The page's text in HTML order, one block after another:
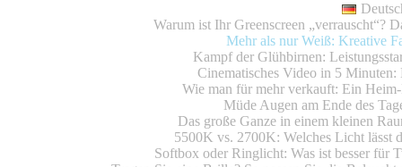
Warum ist Ihr Greenscreen „verrauscht“?
Mehr als nur Weiß: Kreative
Kampf der Glühbirnen:
Cinematisches Video in 5
Wie man für mehr verkauft: Ein
Müde Augen am Ende des
Das große Ganze in einem kleinen
5500K vs. 2700K: Welches Licht lässt
Softbox oder Ringlicht: Was ist besser für